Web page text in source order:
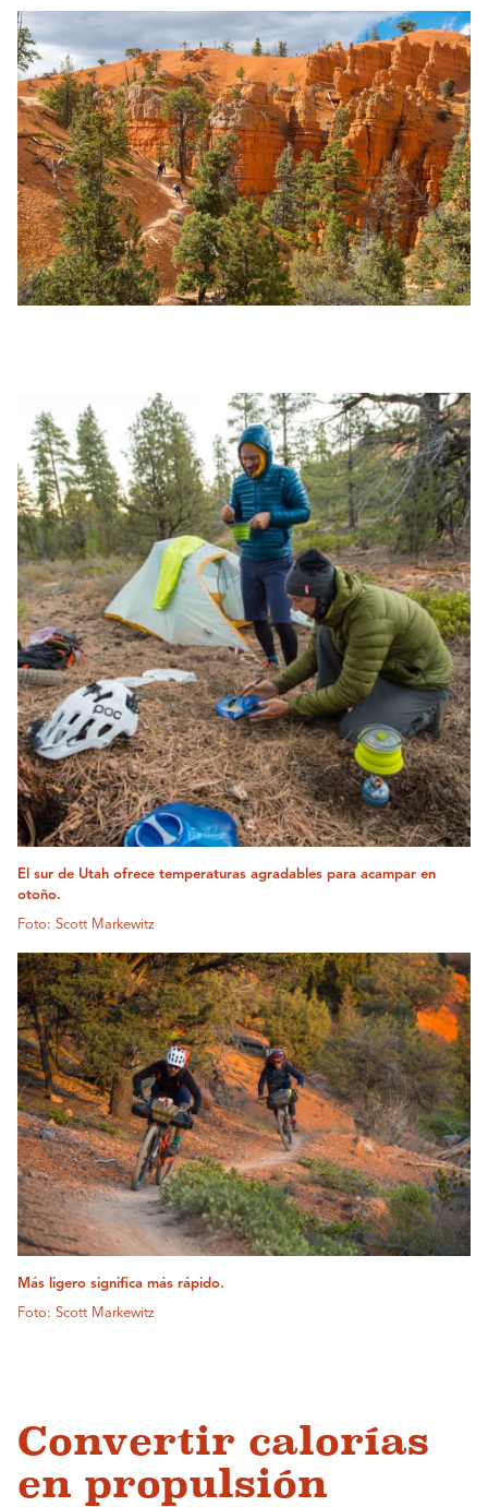
El sur de Utah ofrece temperaturas agradables para acampar en
otoño.
Foto: Scott Markewitz
Más ligero significa más rápido.
Foto: Scott Markewitz
Convertir calorías
en propulsión